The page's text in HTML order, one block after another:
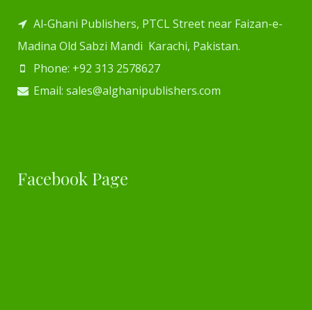
Al-Ghani Publishers, PTCL Street near Faizan-e-
Madina Old Sabzi Mandi Karachi, Pakistan.
Phone: +92 313 2578627
Email: sales@alghanipublishers.com
Facebook Page